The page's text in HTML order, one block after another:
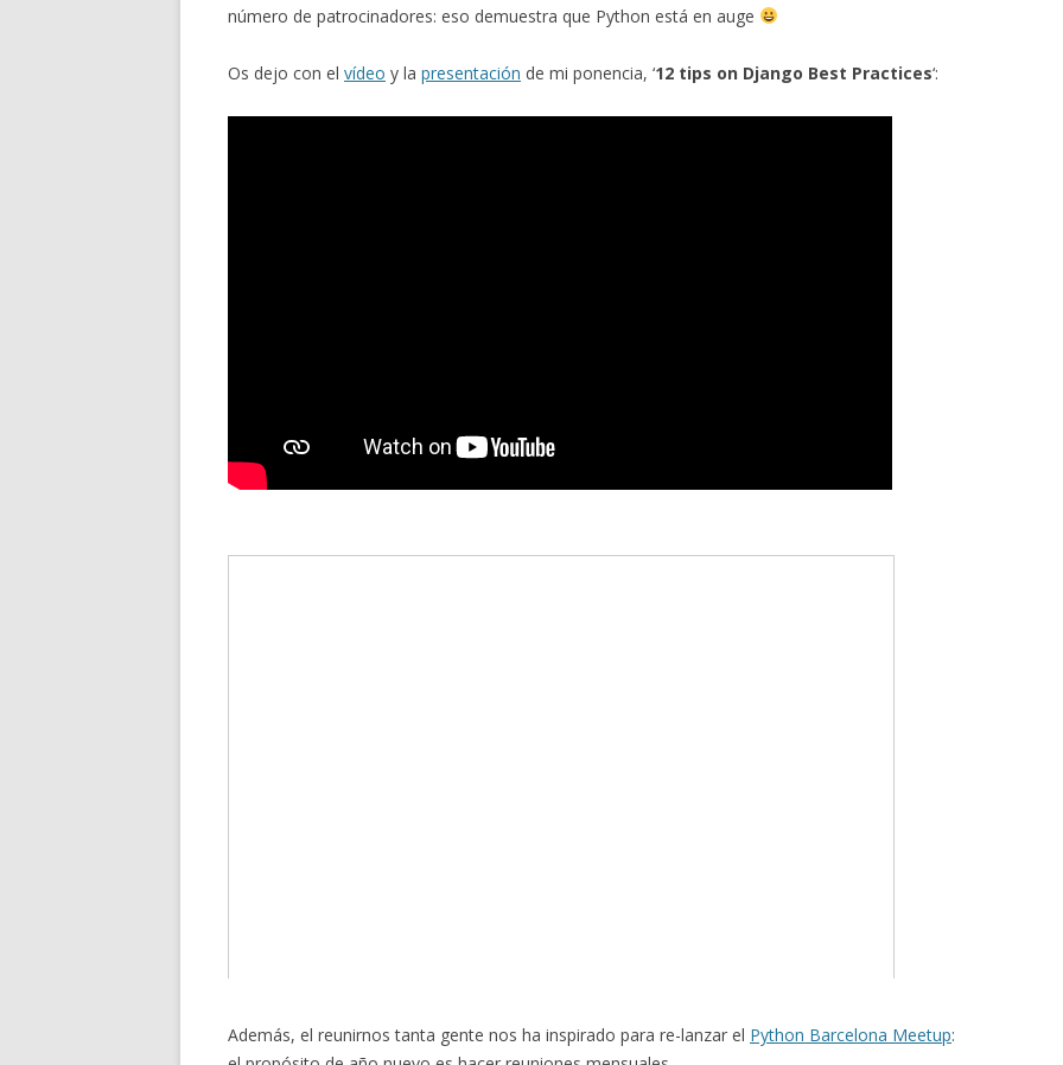
número de patrocinadores: eso demuestra que Python está en auge
Os dejo con el vídeo y la presentación de mi ponencia, ‘12 tips on Django Best Practices‘:
Además, el reunirnos tanta gente nos ha inspirado para re-lanzar el Python Barcelona Meetup: